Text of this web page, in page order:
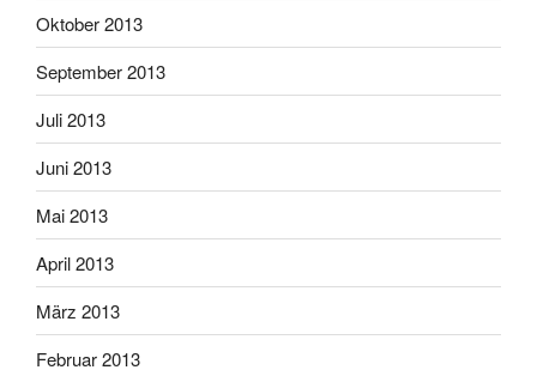
Oktober 2013
September 2013
Juli 2013
Juni 2013
Mai 2013
April 2013
März 2013
Februar 2013